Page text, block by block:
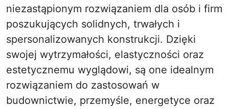
niezastąpionym rozwiązaniem dla osób i firm
poszukujących solidnych, trwałych i
spersonalizowanych konstrukcji. Dzięki
swojej wytrzymałości, elastyczności oraz
estetycznemu wyglądowi, są one idealnym
rozwiązaniem do zastosowań w
budownictwie, przemyśle, energetyce oraz